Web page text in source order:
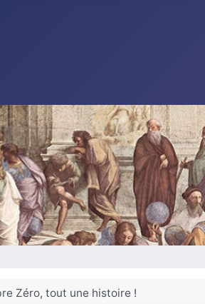
Zéro, tout une histoire !